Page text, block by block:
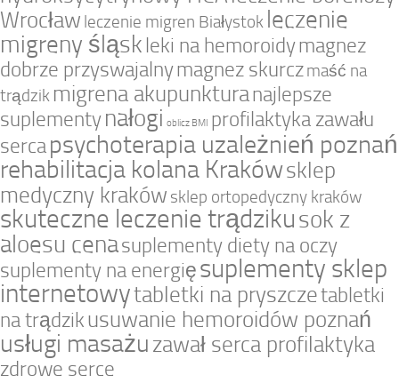
Wrocław leczenie migren Białystok leczenie
migreny śląsk leki na hemoroidymagnez
dobrze przyswajalnymagnez skurczmaść na
trądzik migrena akupunkturanajlepsze
suplementynałogi oblicz BMI
profilaktyka zawału
sercapsychoterapia uzależnień poznań
rehabilitacja kolana Krakówsklep
medyczny kraków sklep ortopedyczny kraków
skuteczne leczenie trądzikusok z
aloesu cenasuplementy diety na oczy
suplementy na energięsuplementy sklep
internetowytabletki na pryszczetabletki
na trądzikusuwanie hemoroidów poznań
usługi masażu zawał serca profilaktyka
zdrowe serce